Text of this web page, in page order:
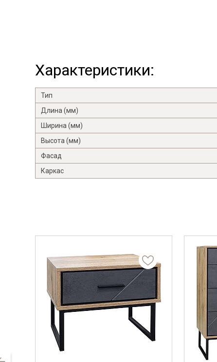
Характеристики:
Тип
Длина (мм)
Ширина (мм)
Высота (мм)
Фасад
Каркас